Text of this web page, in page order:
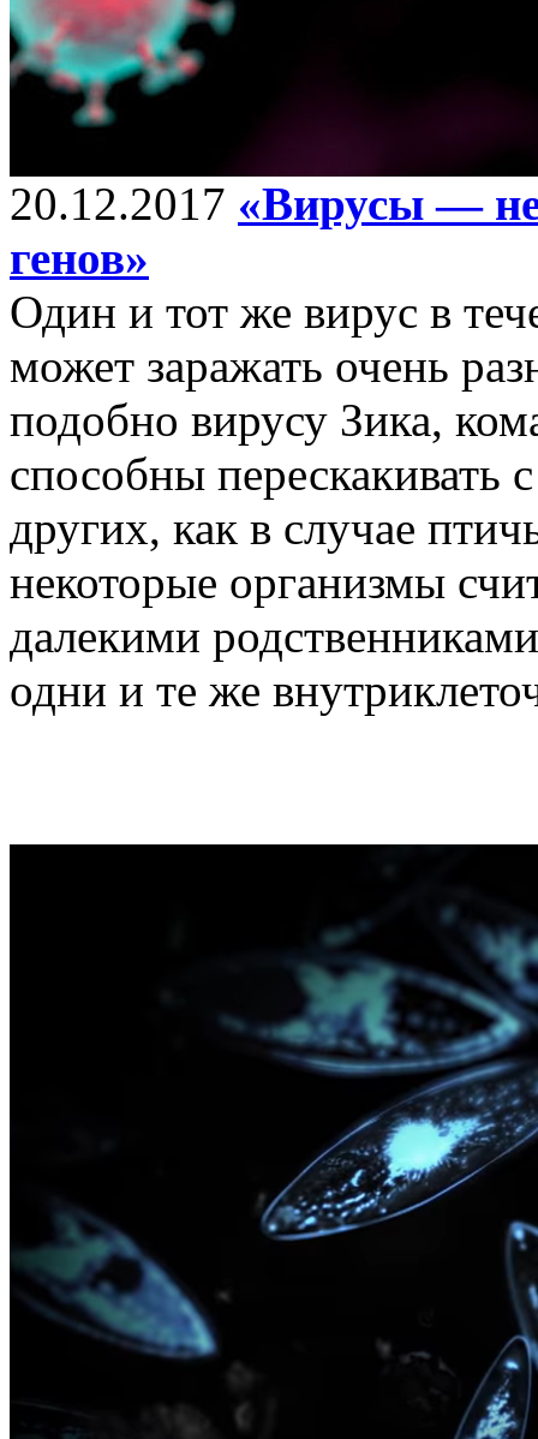
20.12.2017 «Вирусы — не
генов»
Один и тот же вирус в
может заражать очень
подобно вирусу Зика,
способны
других, как в случае
некоторые организмы
далекими
одни и те же